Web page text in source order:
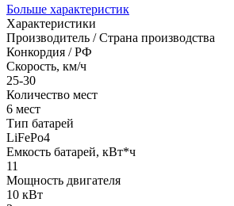
Больше характеристик
Характеристики
Производитель / Страна производства
Конкордия / РФ
Скорость, км/ч
25-30
Количество мест
6 мест
Тип батарей
LiFePo4
Емкость батарей, кВт*ч
11
Мощность двигателя
10 кВт